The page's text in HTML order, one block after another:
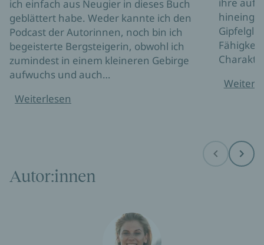
ich einfach aus Neugier in dieses Buch
geblättert habe. Weder kannte ich den
Podcast der Autorinnen, noch bin ich
begeisterte Bergsteigerin, obwohl ich
zumindest in einem kleineren Gebirge
aufwuchs und auch…
Weiterlesen
Before Next
Autor:innen